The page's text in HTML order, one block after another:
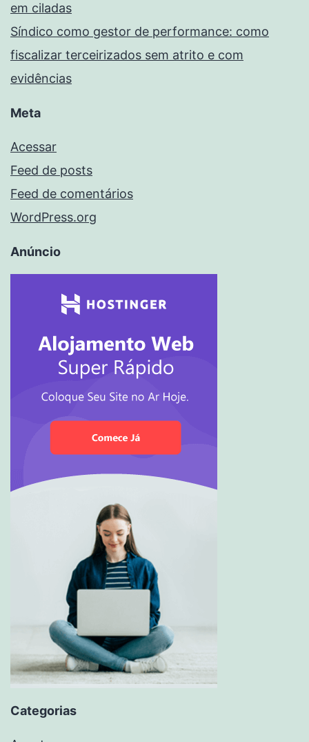
em ciladas
Síndico como gestor de performance: como
fiscalizar terceirizados sem atrito e com
evidências
Meta
Acessar
Feed de posts
Feed de comentários
WordPress.org
Anúncio
Categorias